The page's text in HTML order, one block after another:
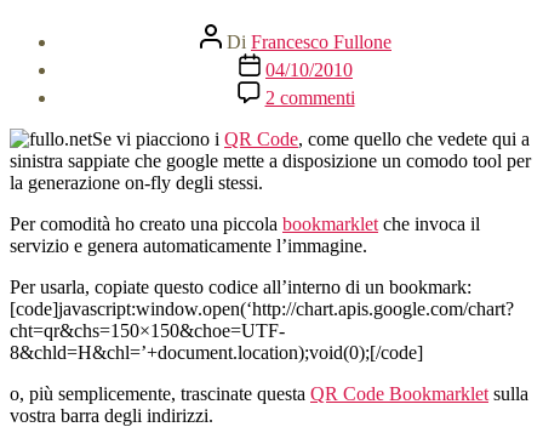
Autore
articolo
Di Francesco Fullone
Data
dell'articolo
04/10/2010
2 commentisu
QR
Code
bookmarklet
Se vi piacciono i QR Code, come quello che vedete qui a
sinistra sappiate che google mette a disposizione un comodo tool per
la generazione on-fly degli stessi.
Per comodità ho creato una piccola bookmarklet che invoca il
servizio e genera automaticamente l’immagine.
Per usarla, copiate questo codice all’interno di un bookmark:
[code]javascript:window.open(‘http://chart.apis.google.com/chart?
cht=qr&chs=150×150&choe=UTF-
8&chld=H&chl=’+document.location);void(0);[/code]
o, più semplicemente, trascinate questa QR Code Bookmarklet sulla
vostra barra degli indirizzi.